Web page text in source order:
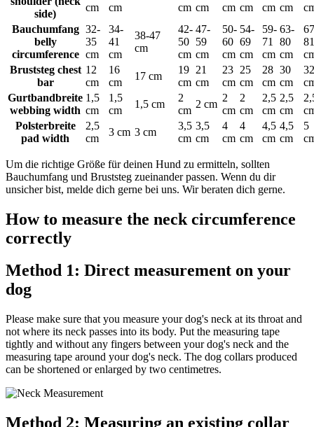
side)
cm
cm
cm cm
cm cm
cm cm
Bauchumfang
belly
circumference
32-
35
cm
34-
41
cm
38-47
cm
42-
50
cm
47-
59
cm
50-
60
cm
54-
69
cm
59-
71
cm
63-
80
cm
81
Bruststeg chest
bar
12
cm
16
cm
17 cm
19
cm
21
cm
23
cm
25
cm
28
cm
30
cm
32
Gurtbandbreite
webbing width
1,5
cm
1,5
cm
1,5 cm
2
cm
2 cm
2
cm
2
cm
2,5
cm
2,5
cm
Polsterbreite
pad width
2,5
cm
3 cm 3 cm
3,5
cm
3,5
cm
4
cm
4
cm
4,5
cm
4,5
cm
5
Um die richtige Größe für deinen Hund zu ermitteln, sollten
Bauchumfang und Bruststeg zueinander passen. Wenn du dir
unsicher bist, melde dich gerne bei uns. Wir beraten dich gerne.
How to measure the neck circumference
correctly
Method 1: Direct measurement on your
dog
Please make sure that you measure your dog's neck at its throat and
not where its neck passes into its body. Put the measuring tape
tightly and without any fingers between your dog's neck and the
measuring tape around your dog's neck. The dog collars produced
can be shortened or enlarged by two centimetres.
Method 2: Measuring an existing collar